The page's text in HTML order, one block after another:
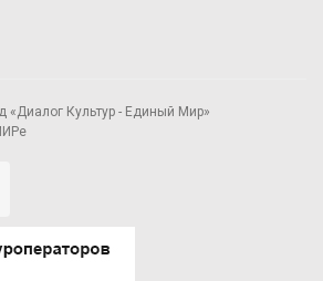
«Диалог Культур - Единый Мир»